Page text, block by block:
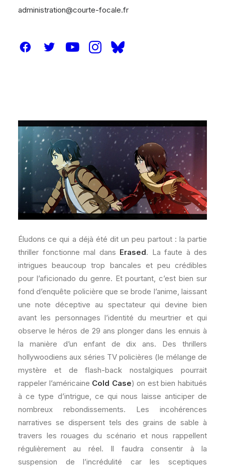
administration@courte-focale.fr
Éludons ce qui a déjà été dit un peu partout : la partie
thriller fonctionne mal dans Erased. La faute à des
intrigues beaucoup trop bancales et peu crédibles
pour l’aficionado du genre. Et pourtant, c’est bien sur
fond d’enquête policière que se brode l’anime, laissant
une note déceptive au spectateur qui devine bien
avant les personnages l’identité du meurtrier et qui
observe le héros de 29 ans plonger dans les ennuis à
la manière d’un enfant de dix ans. Des thrillers
hollywoodiens aux séries TV policières (le mélange de
mystère et de flash-back nostalgiques pourrait
rappeler l’américaine Cold Case) on est bien habitués
à ce type d’intrigue, ce qui nous laisse anticiper de
nombreux rebondissements. Les incohérences
narratives se dispersent tels des grains de sable à
travers les rouages du scénario et nous rappellent
régulièrement au réel. Il faudra consentir à la
suspension de l’incrédulité car les sceptiques